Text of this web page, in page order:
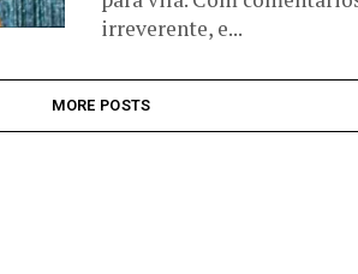
irreverente, e...
MORE POSTS